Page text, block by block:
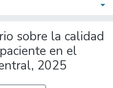
sobre la calidad
en el
2025